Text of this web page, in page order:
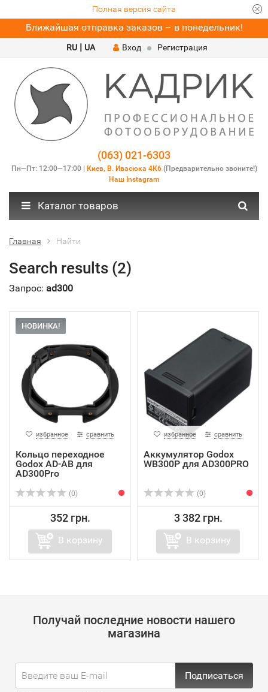
Полная версия сайта
Ближайшая отправка заказов – в понедельник!
RU | UA Вход Регистрация
(063) 021-6303
Пн—Пт: 12:00—17:00 | Киев, В. Ивасюка 4К6(Предварительно звоните!)
Наш Instagram
Каталог товаров
Главная Найти
Search results (2)
Запрос: ad300
НОВИНКА!
избранное сравнить
Кольцо переходное
Godox AD-AB для
AD300Pro
(0)
352 грн.
В корзину
избранное сравнить
Аккумулятор Godox
WB300P для AD300PRO
(0)
3 382 грн.
В корзину
Получай последние новости нашего
магазина
Подписаться